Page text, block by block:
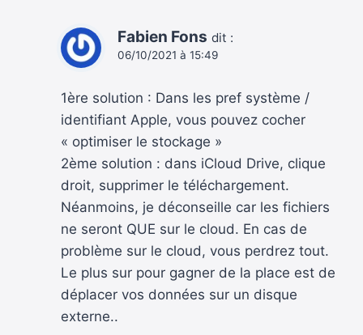
Fabien Fons dit :
06/10/2021 à 15:49
1ère solution : Dans les pref système /
identifiant Apple, vous pouvez cocher
« optimiser le stockage »
2ème solution : dans iCloud Drive, clique
droit, supprimer le téléchargement.
Néanmoins, je déconseille car les fichiers
ne seront QUE sur le cloud. En cas de
problème sur le cloud, vous perdrez tout.
Le plus sur pour gagner de la place est de
déplacer vos données sur un disque
externe..